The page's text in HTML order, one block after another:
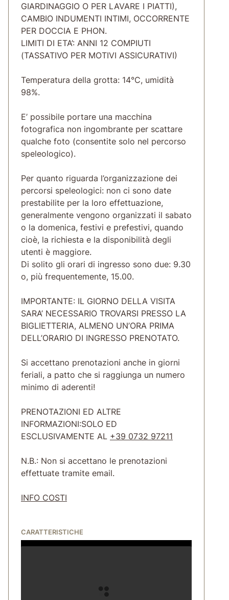
GIARDINAGGIO O PER LAVARE I PIATTI),
CAMBIO INDUMENTI INTIMI, OCCORRENTE
PER DOCCIA E PHON.
LIMITI DI ETA’: ANNI 12 COMPIUTI
(TASSATIVO PER MOTIVI ASSICURATIVI)
Temperatura della grotta: 14°C, umidità
98%.
E’ possibile portare una macchina
fotografica non ingombrante per scattare
qualche foto (consentite solo nel percorso
speleologico).
Per quanto riguarda l’organizzazione dei
percorsi speleologici: non ci sono date
prestabilite per la loro effettuazione,
generalmente vengono organizzati il sabato
o la domenica, festivi e prefestivi, quando
cioè, la richiesta e la disponibilità degli
utenti è maggiore.
Di solito gli orari di ingresso sono due: 9.30
o, più frequentemente, 15.00.
IMPORTANTE: IL GIORNO DELLA VISITA
SARA’ NECESSARIO TROVARSI PRESSO LA
BIGLIETTERIA, ALMENO UN’ORA PRIMA
DELL’ORARIO DI INGRESSO PRENOTATO.
Si accettano prenotazioni anche in giorni
feriali, a patto che si raggiunga un numero
minimo di aderenti!
PRENOTAZIONI ED ALTRE
INFORMAZIONI:SOLO ED
ESCLUSIVAMENTE AL +39 0732 97211
N.B.: Non si accettano le prenotazioni
effettuate tramite email.
INFO COSTI
CARATTERISTICHE